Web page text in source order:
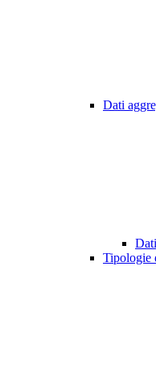
Dati
Tipologie